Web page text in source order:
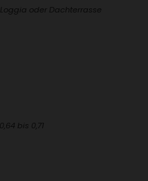
oder Dach­ter­rasse
: 0,64 bis 0,71